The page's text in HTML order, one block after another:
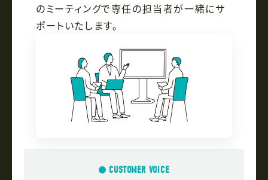
のミーティングで専任の担当者が一緒にサ
ポートいたします。
CUSTOMER VOICE